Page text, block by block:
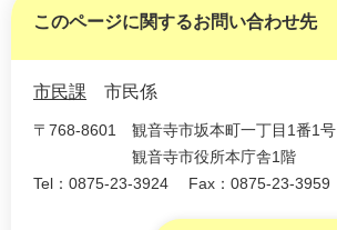
このページに関するお問い合わせ先
市民課 市民係
〒768-8601
観音寺市坂本町一丁目1番1号
観音寺市役所本庁舎1階
Tel：0875-23-3924
Fax：0875-23-3959